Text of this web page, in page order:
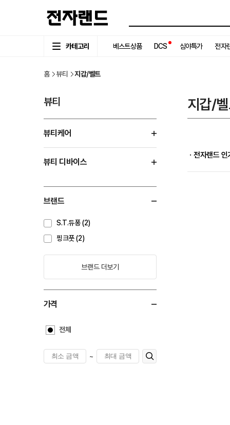
카테고리 베스트상품 DCS 심야특가 전자
홈 뷰티 지갑/벨트
뷰티
뷰티케어
뷰티 디바이스
브랜드
S.T.듀퐁 (2)
핑크풋 (2)
브랜드 더보기
가격
전체
~
지갑/
ㆍ전자랜드 인